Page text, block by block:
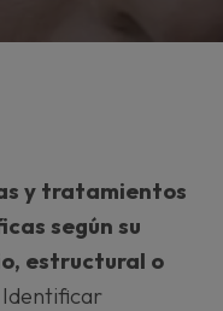
y tratamientos
según su
estructural o
Identificar